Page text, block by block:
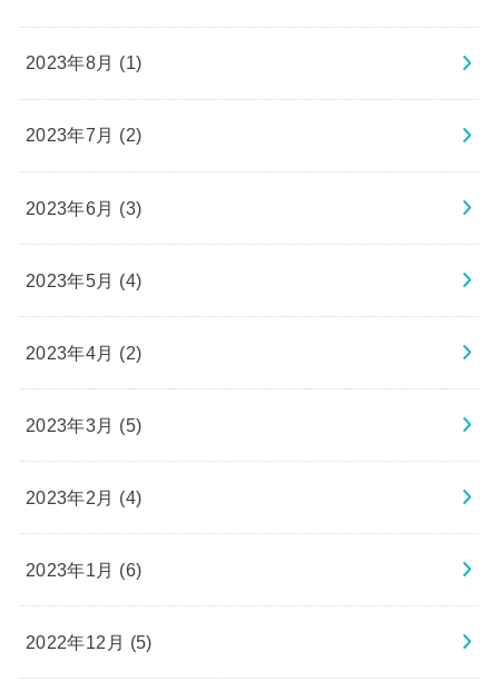
2023年8月 (1)
2023年7月 (2)
2023年6月 (3)
2023年5月 (4)
2023年4月 (2)
2023年3月 (5)
2023年2月 (4)
2023年1月 (6)
2022年12月 (5)